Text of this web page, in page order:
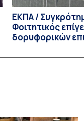
ΕΚΠΑ /
Φοιτητικός
δορυφορικών